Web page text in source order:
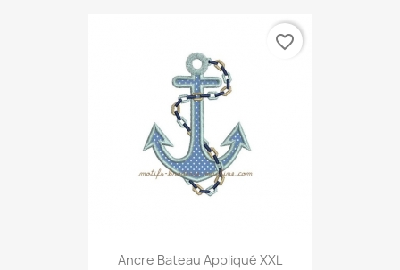
Ancre Bateau Appliqué XXL
favorite_border